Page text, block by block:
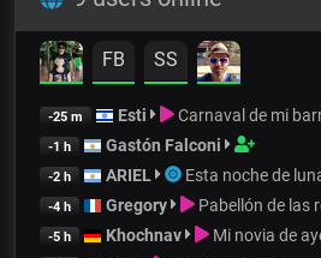
FB SS
-25 m Esti Carnaval de mi
-1 h Gastón Falconi
-2 h ARIEL Esta noche de
-4 h Gregory Pabellón de las
-5 h Khochnav Mi novia de